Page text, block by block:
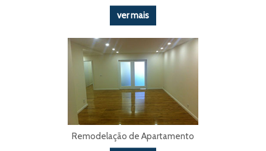
ver mais
Remodelação de Apartamento